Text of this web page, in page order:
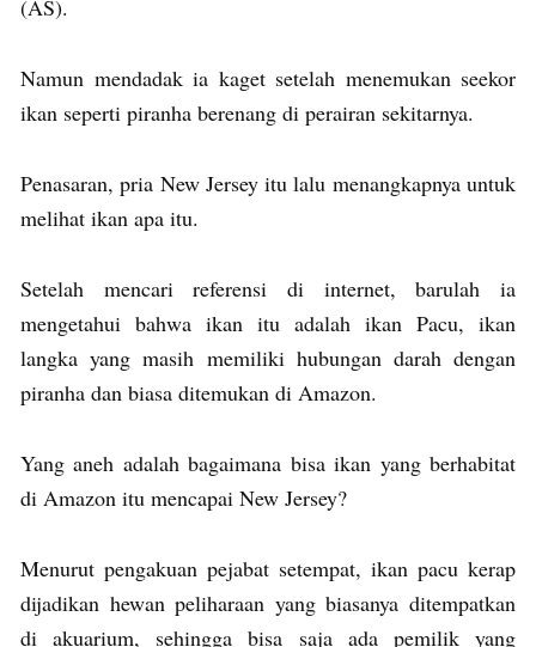
(AS).
Namun mendadak ia kaget setelah menemukan seekor
ikan seperti piranha berenang di perairan sekitarnya.
Penasaran, pria New Jersey itu lalu menangkapnya untuk
melihat ikan apa itu.
Setelah mencari referensi di internet, barulah ia
mengetahui bahwa ikan itu adalah ikan Pacu, ikan
langka yang masih memiliki hubungan darah dengan
piranha dan biasa ditemukan di Amazon.
Yang aneh adalah bagaimana bisa ikan yang berhabitat
di Amazon itu mencapai New Jersey?
Menurut pengakuan pejabat setempat, ikan pacu kerap
dijadikan hewan peliharaan yang biasanya ditempatkan
di akuarium, sehingga bisa saja ada pemilik yang